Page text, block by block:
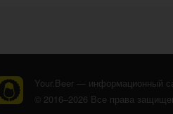
Your.Beer — информационный
© 2016–2026 Все права